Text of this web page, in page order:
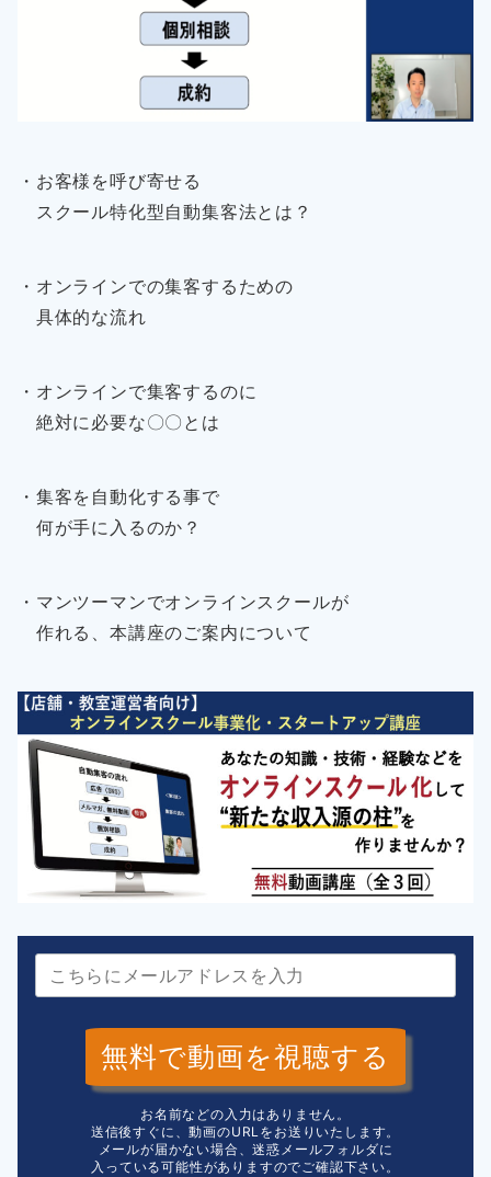
・お客様を呼び寄せる
スクール特化型自動集客法とは？
・オンラインでの集客するための
具体的な流れ
・オンラインで集客するのに
絶対に必要な〇〇とは
・集客を自動化する事で
何が手に入るのか？
・マンツーマンでオンラインスクールが
作れる、本講座のご案内について
無料で動画を視聴する
お名前などの入力はありません。
送信後すぐに、動画のURLをお送りいたします。
メールが届かない場合、迷惑メールフォルダに
入っている可能性がありますのでご確認下さい。